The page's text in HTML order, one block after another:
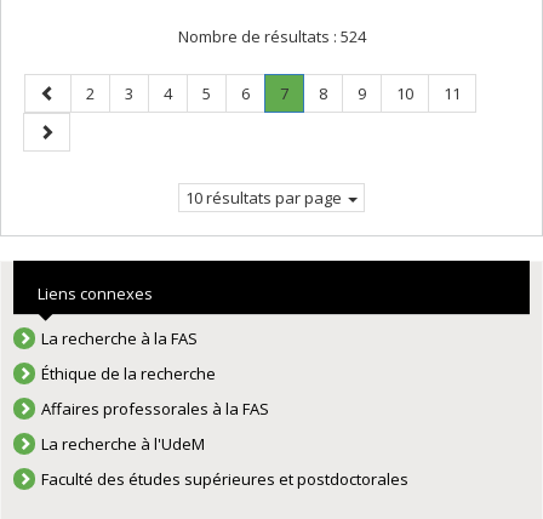
Nombre de résultats : 524
Page
précédente
Page
2 Page
3 Page
4 Page
5 Page
6 Page
7.
Page
Page
8 Page
9 Page
10 Page
11
Page
suivante
10 résultats par page
Liens connexes
La recherche à la FAS
Éthique de la recherche
Affaires professorales à la FAS
La recherche à l'UdeM
Faculté des études supérieures et postdoctorales